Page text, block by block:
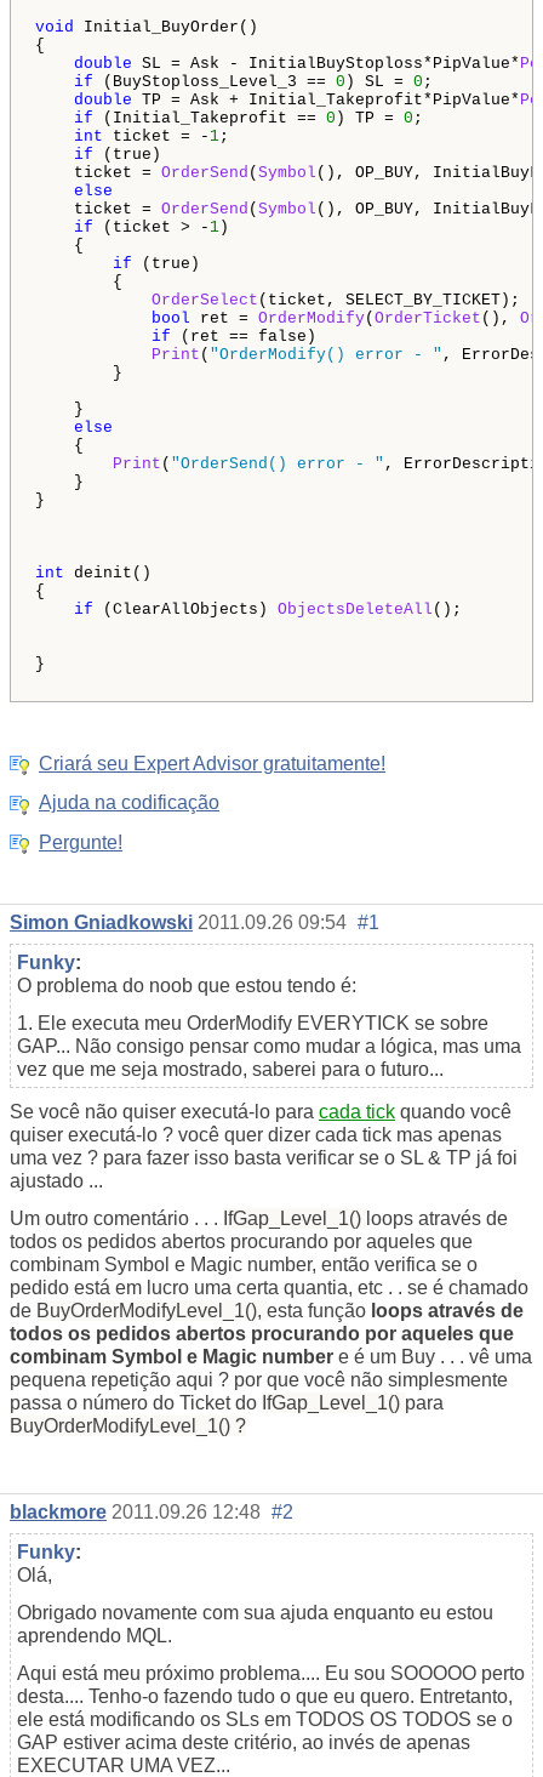
void Initial_BuyOrder()
{
double SL = Ask - InitialBuyStoploss*PipValue*
if (BuyStoploss_Level_3 == 0 ) SL = 0 ;
double TP = Ask + Initial_Takeprofit*PipValue*
if (Initial_Takeprofit == 0 ) TP = 0 ;
int ticket = - 1;
if (true)
ticket = OrderSend ( Symbol (), OP_BUY,
else
ticket = OrderSend ( Symbol (), OP_BUY,
if (ticket > - 1 )
{
if (true)
{
OrderSelect (ticket, SELECT_BY_TICKET);
bool ret = OrderModify( OrderTicket (),
if (ret == false)
Print ( "OrderModify() error - " ,
}
}
else
{
Print ( "OrderSend() error - " ,
}
}
int deinit()
{
if (ClearAllObjects) ObjectsDeleteAll ();
}
Criará seu Expert Advisor gratuitamente!
Ajuda na codificação
Pergunte!
Simon Gniadkowski 2011.09.26 09:54 #1
Funky:
O problema do noob que estou tendo é:
1. Ele executa meu OrderModify EVERYTICK se sobre
GAP... Não consigo pensar como mudar a lógica, mas uma
vez que me seja mostrado, saberei para o futuro...
Se você não quiser executá-lo para cada tick quando você
quiser executá-lo ? você quer dizer cada tick mas apenas
uma vez ? para fazer isso basta verificar se o SL & TP já foi
ajustado ...
Um outro comentário . . . IfGap_Level_1() loops através de
todos os pedidos abertos procurando por aqueles que
combinam Symbol e Magic number, então verifica se o
pedido está em lucro uma certa quantia, etc . . se é chamado
de BuyOrderModifyLevel_1(), esta função loops através de
todos os pedidos abertos procurando por aqueles que
combinam Symbol e Magic number e é um Buy . . . vê uma
pequena repetição aqui ? por que você não simplesmente
passa o número do Ticket do IfGap_Level_1() para
BuyOrderModifyLevel_1() ?
blackmore 2011.09.26 12:48 #2
Funky:
Olá,
Obrigado novamente com sua ajuda enquanto eu estou
aprendendo MQL.
Aqui está meu próximo problema.... Eu sou SOOOOO perto
desta.... Tenho-o fazendo tudo o que eu quero. Entretanto,
ele está modificando os SLs em TODOS OS TODOS se o
GAP estiver acima deste critério, ao invés de apenas
EXECUTAR UMA VEZ...